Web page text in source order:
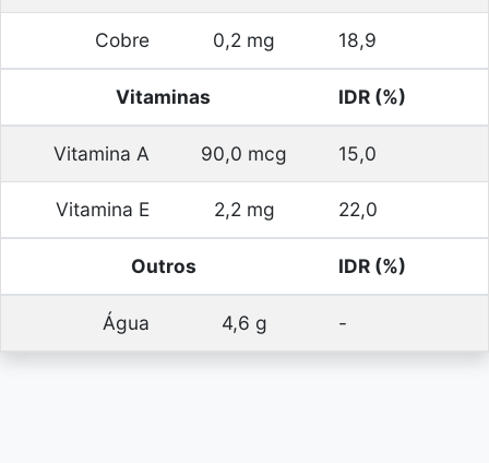
Cobre 0,2 mg 18,9
Vitaminas IDR (%)
Vitamina A 90,0 mcg 15,0
Vitamina E 2,2 mg 22,0
Outros IDR (%)
Água 4,6 g -